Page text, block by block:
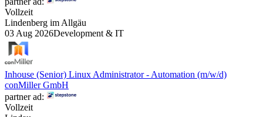
Vollzeit
Lindenberg im Allgäu
03 Aug 2026Development & IT
Inhouse (Senior) Linux Administrator - Automation (m/w/d)
conMiller GmbH
partner ad:
Vollzeit